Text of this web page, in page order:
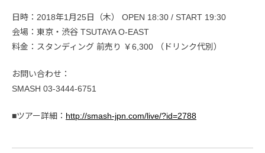
日時：2018年1月25日（木） OPEN 18:30 / START 19:30
会場：東京・渋谷 TSUTAYA O-EAST
料金：スタンディング 前売り ￥6,300 （ドリンク代別）
お問い合わせ：
SMASH 03-3444-6751
■ツアー詳細： http://smash-jpn.com/live/?id=2788